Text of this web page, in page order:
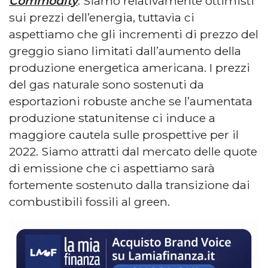
sui prezzi dell’energia, tuttavia ci
aspettiamo che gli incrementi di prezzo del
greggio siano limitati dall’aumento della
produzione energetica americana. I prezzi
del gas naturale sono sostenuti da
esportazioni robuste anche se l’aumentata
produzione statunitense ci induce a
maggiore cautela sulle prospettive per il
2022. Siamo attratti dal mercato delle quote
di emissione che ci aspettiamo sarà
fortemente sostenuto dalla transizione dai
combustibili fossili al green.